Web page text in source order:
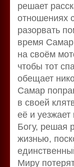
решает
отношениях
разорвать
время
на своём
чтобы тот
обещает
Самар
в своей
её и
Богу, решая
жизнью,
Миру